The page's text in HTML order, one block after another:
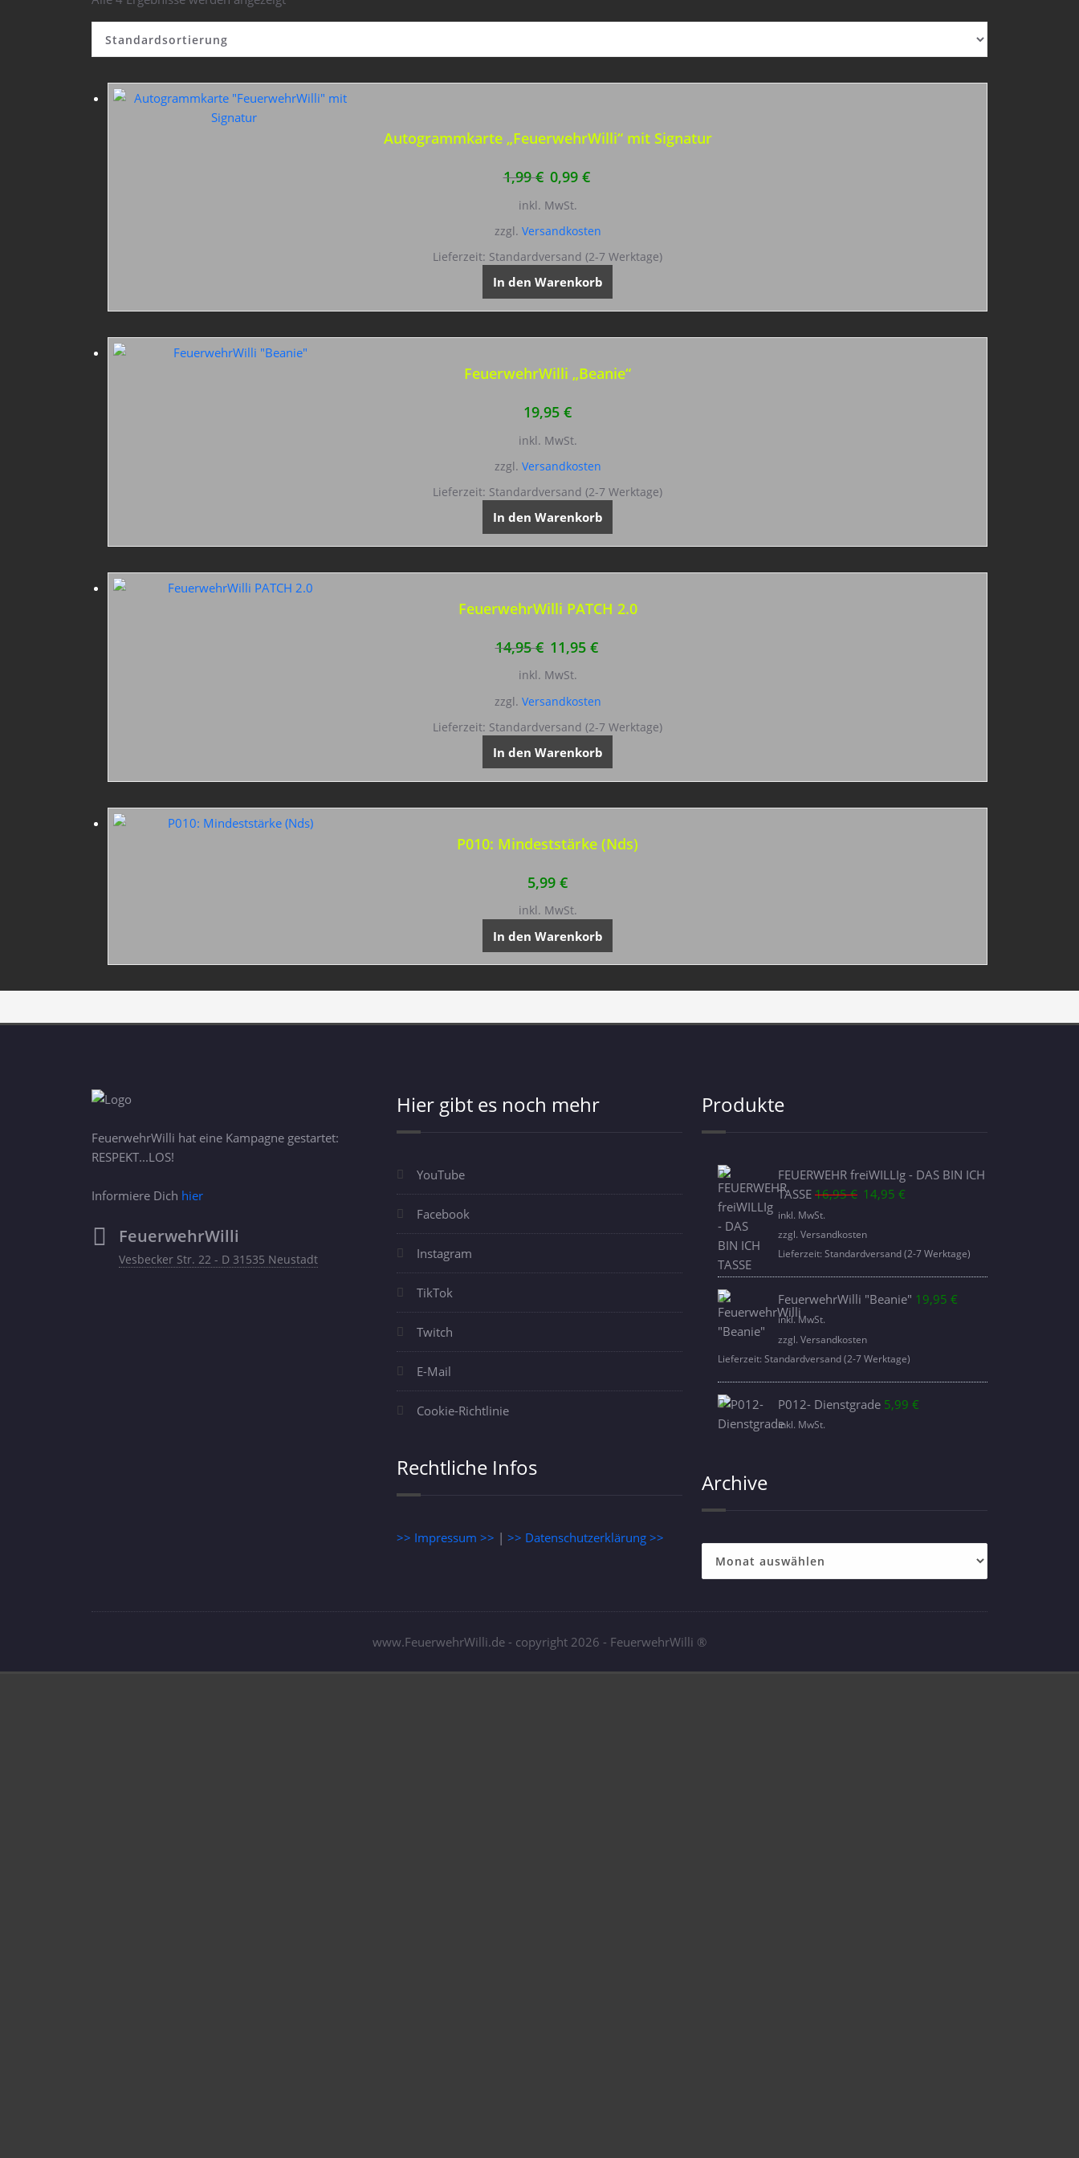
Autogrammkarte „FeuerwehrWilli“ mit Signatur
1,99€ Ursprünglicher
Preis
0,99 €
inkl. MwSt.
zzgl. Versandkosten
Lieferzeit: Standardversand (2-7 Werktage)
In den Warenkorb
FeuerwehrWilli „Beanie“
19,95 €
inkl. MwSt.
zzgl. Versandkosten
Lieferzeit: Standardversand (2-7 Werktage)
In den Warenkorb
FeuerwehrWilli PATCH 2.0
14,95€ Ursprünglicher
Preis
11,95 €
inkl. MwSt.
zzgl. Versandkosten
Lieferzeit: Standardversand (2-7 Werktage)
In den Warenkorb
P010: Mindeststärke (Nds)
5,99 €
inkl. MwSt.
In den Warenkorb
FeuerwehrWilli hat eine Kampagne gestartet:
RESPEKT...LOS!
Informiere Dich hier
FeuerwehrWilli
Vesbecker Str. 22 - D 31535 Neustadt
Hier gibt es noch mehr
YouTube
Facebook
Instagram
TikTok
Twitch
E-Mail
Cookie-Richtlinie
Rechtliche Infos
>> Impressum >> | >> Datenschutzerklärung >>
Produkte
FEUERWEHR freiWILLIg - DAS BIN ICH
TASSE 16,95€ Ursprünglicher
war:
16,95 €
14,95 €
14,95 €.
inkl. MwSt.
zzgl. Versandkosten
Lieferzeit: Standardversand (2-7 Werktage)
FeuerwehrWilli "Beanie" 19,95 €
inkl. MwSt.
zzgl. Versandkosten
Lieferzeit: Standardversand (2-7 Werktage)
P012- Dienstgrade 5,99 €
inkl. MwSt.
Archive